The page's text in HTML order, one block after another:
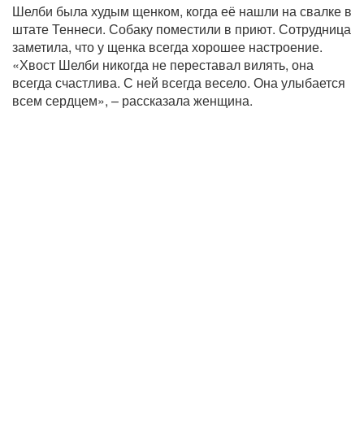
Шелби была худым щенком, когда её нашли на свалке в
штате Теннеси. Собаку поместили в приют. Сотрудница
заметила, что у щенка всегда хорошее настроение.
«Хвост Шелби никогда не переставал вилять, она
всегда счастлива. С ней всегда весело. Она улыбается
всем сердцем», – рассказала женщина.